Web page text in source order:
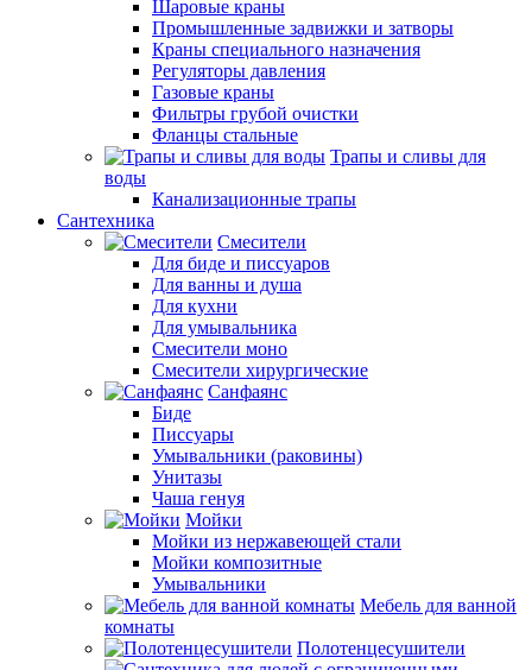
Шаровые краны
Промышленные задвижки и затворы
Краны специального назначения
Регуляторы давления
Газовые краны
Фильтры грубой очистки
Фланцы стальные
Трапы и сливы для
воды
Канализационные трапы
Сантехника
Смесители
Для биде и писсуаров
Для ванны и душа
Для кухни
Для умывальника
Смесители моно
Смесители хирургические
Санфаянс
Биде
Писсуары
Умывальники (раковины)
Унитазы
Чаша генуя
Мойки
Мойки из нержавеющей стали
Мойки композитные
Умывальники
Мебель для ванной
комнаты
Полотенцесушители